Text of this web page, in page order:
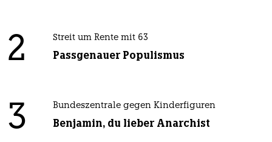
2 Streit um Rente mit 63
Passgenauer Populismus
3 Bundeszentrale gegen Kinderfiguren
Benjamin, du lieber Anarchist